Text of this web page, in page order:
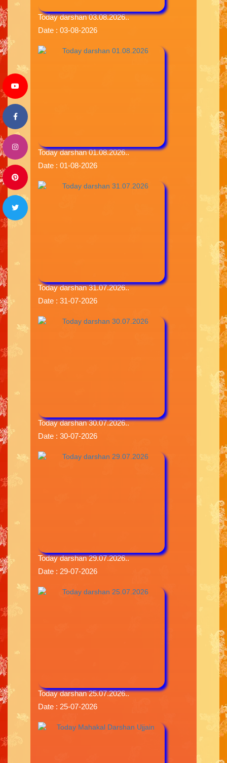
Today darshan 03.08.2026..
Date : 03-08-2026
Today darshan 01.08.2026..
Date : 01-08-2026
Today darshan 31.07.2026..
Date : 31-07-2026
Today darshan 30.07.2026..
Date : 30-07-2026
Today darshan 29.07.2026..
Date : 29-07-2026
Today darshan 25.07.2026..
Date : 25-07-2026